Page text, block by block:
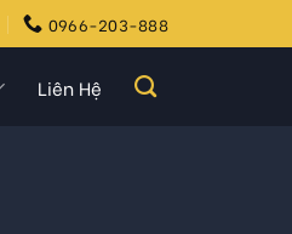
0966-203-888
Liên Hệ